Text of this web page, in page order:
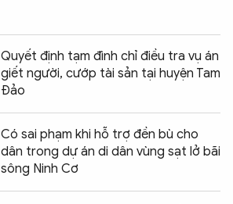
Quyết định tạm đình chỉ điều tra vụ án
giết người, cướp tài sản tại huyện Tam
Đảo
Có sai phạm khi hỗ trợ đền bù cho
dân trong dự án di dân vùng sạt lở bãi
sông Ninh Cơ